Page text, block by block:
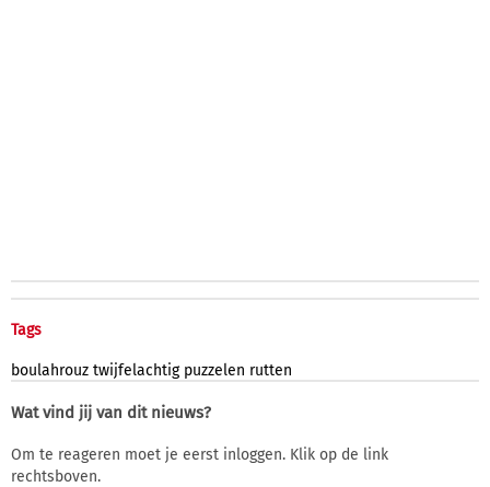
Tags
boulahrouz twijfelachtig puzzelen rutten
Wat vind jij van dit nieuws?
Om te reageren moet je eerst inloggen. Klik op de link
rechtsboven.